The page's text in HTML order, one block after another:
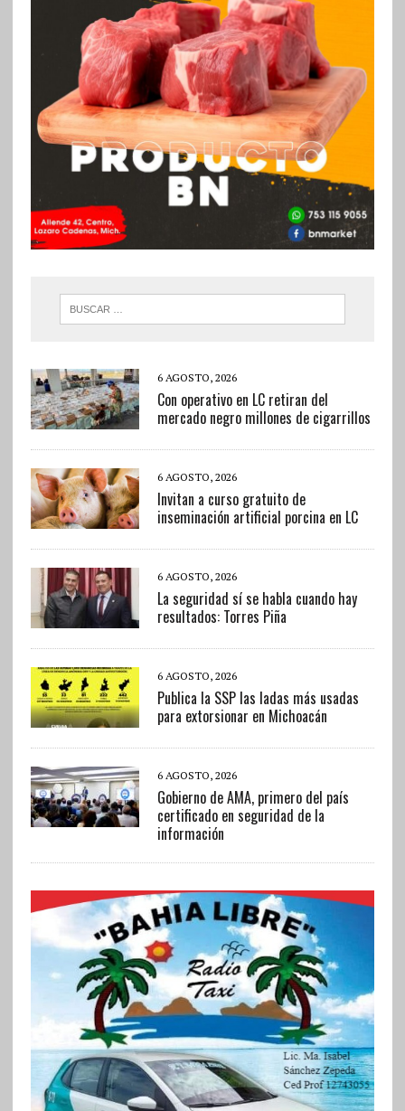
6 AGOSTO, 2026
Con operativo en LC retiran del
mercado negro millones de cigarrillos
6 AGOSTO, 2026
Invitan a curso gratuito de
inseminación artificial porcina en LC
6 AGOSTO, 2026
La seguridad sí se habla cuando hay
resultados: Torres Piña
6 AGOSTO, 2026
Publica la SSP las ladas más usadas
para extorsionar en Michoacán
6 AGOSTO, 2026
Gobierno de AMA, primero del país
certificado en seguridad de la
información